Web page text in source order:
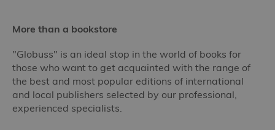
More than a bookstore
"Globuss" is an ideal stop in the world of books for
those who want to get acquainted with the range of
the best and most popular editions of international
and local publishers selected by our professional,
experienced specialists.